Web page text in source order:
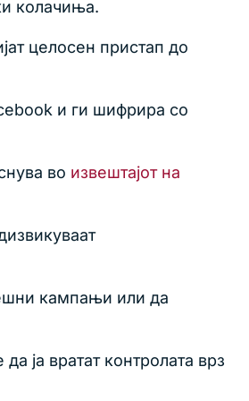
колачиња.
целосен пристап до
и ги шифрира со
во извештајот на
кампањи или да
ја вратат контролата врз